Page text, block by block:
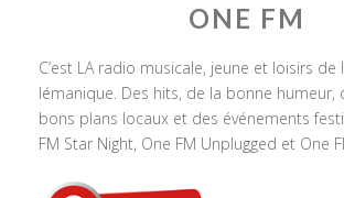
ONE FM
C’est LA radio musicale, jeune et loisirs de
lémanique. Des hits, de la bonne humeur,
bons plans locaux et des événements
FM Star Night, One FM Unplugged et One